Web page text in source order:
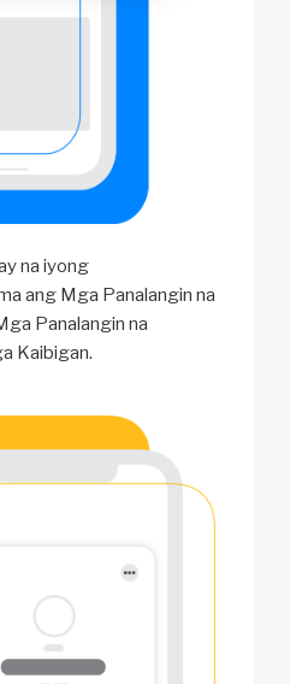
na iyong
ang Mga Panalangin na
Panalangin na
Kaibigan.